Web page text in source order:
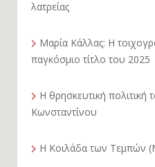
λατρείας
Μαρία Κάλλας: Η τοιχογραφία που διεκδικεί τον
παγκόσμιο τίτλο του 2025
Η θρησκευτική πολιτική του αυτοκράτορα
Κωνσταντίνου
Η Κοιλάδα των Τεμπών